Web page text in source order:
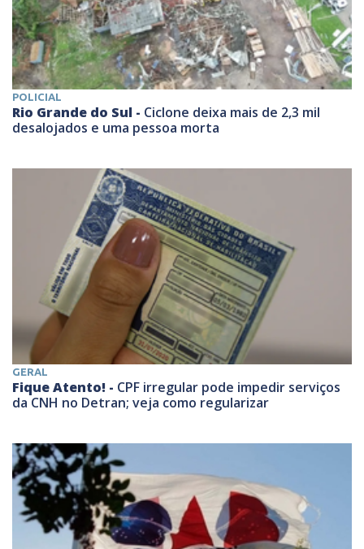
POLICIAL
Rio Grande do Sul - Ciclone deixa mais de 2,3 mil
desalojados e uma pessoa morta
GERAL
Fique Atento! - CPF irregular pode impedir serviços
da CNH no Detran; veja como regularizar